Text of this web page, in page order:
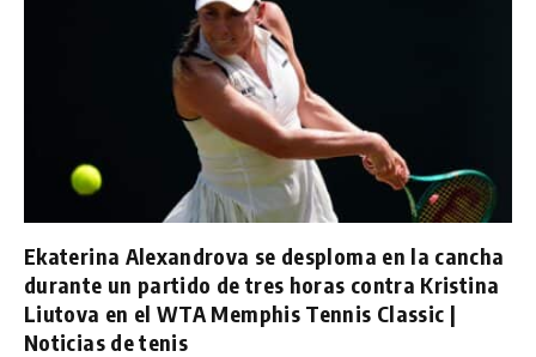
Ekaterina Alexandrova se desploma en la cancha
durante un partido de tres horas contra Kristina
Liutova en el WTA Memphis Tennis Classic |
Noticias de tenis